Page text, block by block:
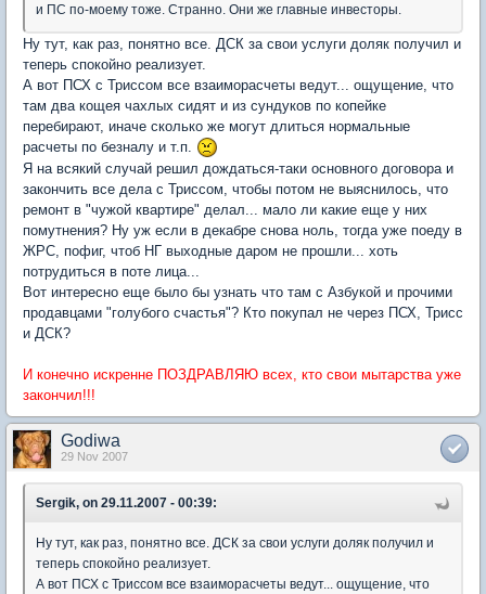
и ПС по-моему тоже. Странно. Они же главные инвесторы.
Ну тут, как раз, понятно все. ДСК за свои услуги доляк получил и
теперь спокойно реализует.
А вот ПСХ с Триссом все взаиморасчеты ведут... ощущение, что
там два кощея чахлых сидят и из сундуков по копейке
перебирают, иначе сколько же могут длиться нормальные
расчеты по безналу и т.п.
Я на всякий случай решил дождаться-таки основного договора и
закончить все дела с Триссом, чтобы потом не выяснилось, что
ремонт в "чужой квартире" делал... мало ли какие еще у них
помутнения? Ну уж если в декабре снова ноль, тогда уже поеду в
ЖРС, пофиг, чтоб НГ выходные даром не прошли... хоть
потрудиться в поте лица...
Вот интересно еще было бы узнать что там с Азбукой и прочими
продавцами "голубого счастья"? Кто покупал не через ПСХ, Трисс
и ДСК?
И конечно искренне ПОЗДРАВЛЯЮ всех, кто свои мытарства уже
закончил!!!
Godiwa
29 Nov 2007
Sergik, on 29.11.2007 - 00:39:
Ну тут, как раз, понятно все. ДСК за свои услуги доляк получил и
теперь спокойно реализует.
А вот ПСХ с Триссом все взаиморасчеты ведут... ощущение, что